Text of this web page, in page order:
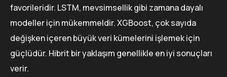
favorileridir. LSTM, mevsimsellik gibi zamana dayalı
modeller için mükemmeldir. XGBoost, çok sayıda
değişken içeren büyük veri kümelerini işlemek için
güçlüdür. Hibrit bir yaklaşım genellikle en iyi sonuçları
verir.